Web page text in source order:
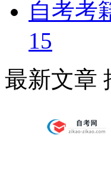
自考考
15
最新文章